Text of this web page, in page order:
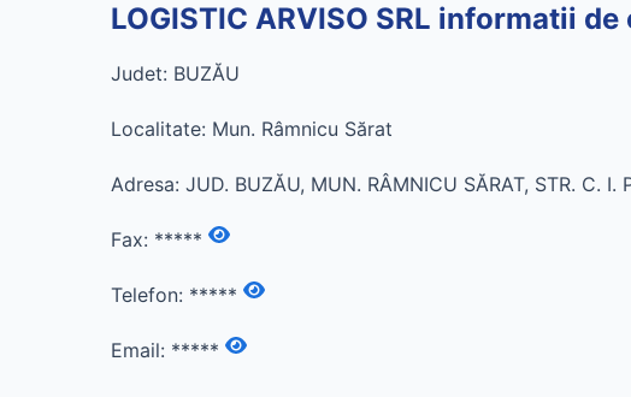
LOGISTIC ARVISO SRL informatii
Judet: BUZĂU
Localitate: Mun. Râmnicu Sărat
Adresa: JUD. BUZĂU, MUN. RÂMNICU SĂRAT, STR. C. I.
Fax: *****
Telefon: *****
Email: *****